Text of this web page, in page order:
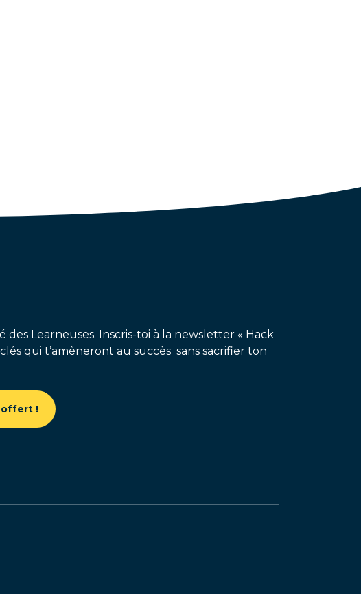
Learneuses. Inscris-toi à la newsletter « Hack
qui t’amèneront au succès sans sacrifier ton
offert !